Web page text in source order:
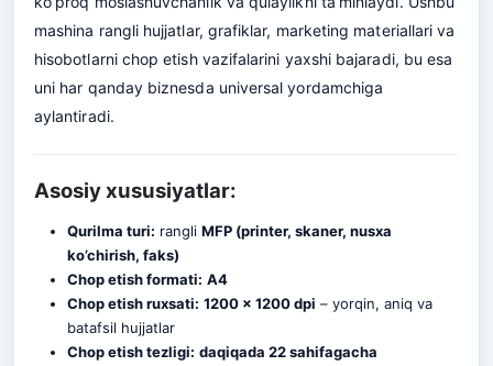
mashina rangli hujjatlar, grafiklar, marketing materiallari va
hisobotlarni chop etish vazifalarini yaxshi bajaradi, bu esa
uni har qanday biznesda universal yordamchiga
aylantiradi.
Asosiy xususiyatlar:
Qurilma turi: rangli MFP (printer, skaner, nusxa
ko’chirish, faks)
Chop etish formati: A4
Chop etish ruxsati: 1200 x 1200 dpi – yorqin, aniq va
batafsil hujjatlar
Chop etish tezligi: daqiqada 22 sahifagacha